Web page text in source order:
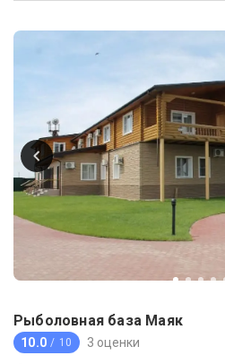
Рыболовная база Маяк
10.0 / 10 3 оценки